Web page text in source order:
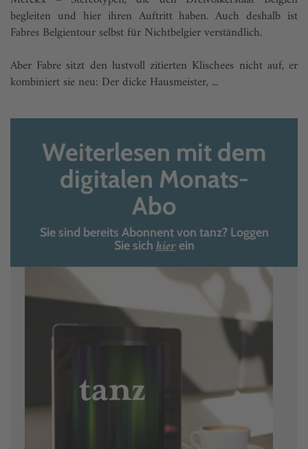
begleiten und hier ihren Auftritt haben. Auch deshalb ist
Fabres Belgientour selbst für Nichtbelgier verständlich.
Aber Fabre sitzt den lustvoll zitierten Klischees nicht auf, er
kombiniert sie neu: Der dicke Hausmeister, ...
Weiterlesen mit dem
digitalen Monats-
Abo
Sie sind bereits Abonnent von tanz? Loggen
Sie sich hierein